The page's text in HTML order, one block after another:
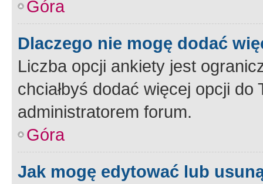
Góra
Dlaczego nie mogę dodać
Liczba opcji ankiety jest
chciałbyś dodać więcej opcji
administratorem forum.
Góra
Jak mogę edytować lub